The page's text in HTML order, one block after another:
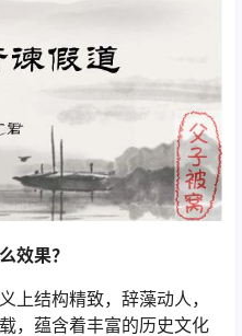
效果？
上结构精致，辞藻动人，
，蕴含着丰富的历史文化